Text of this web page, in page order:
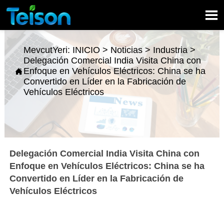


MevcutYeri: INICIO> Noticias> Industria>
Delegación Comercial India Visita China con
Enfoque en Vehículos Eléctricos: China se ha
Convertido en Líder en la Fabricación de
Vehículos Eléctricos
Delegación Comercial India Visita China con
Enfoque en Vehículos Eléctricos: China se ha
Convertido en Líder en la Fabricación de
Vehículos Eléctricos